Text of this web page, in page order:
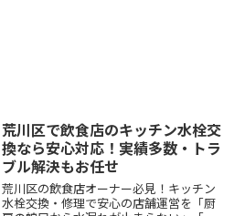
荒川区で飲食店のキッチン水栓交
換なら安心対応！実績多数・トラ
ブル解決もお任せ
荒川区の飲食店オーナー必見！キッチン
水栓交換・修理で安心の店舗運営を「厨